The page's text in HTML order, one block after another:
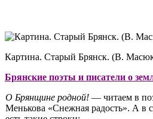
Картина. Старый Брянск. (В.
Брянские поэты и писатели о
О Брянщине родной! — читаем в
Менькова «Снежная радость». А в